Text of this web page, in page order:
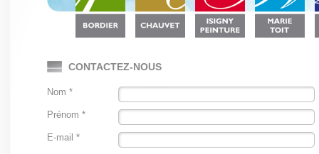
CONTACTEZ-NOUS
Nom *
Prénom *
E-mail *